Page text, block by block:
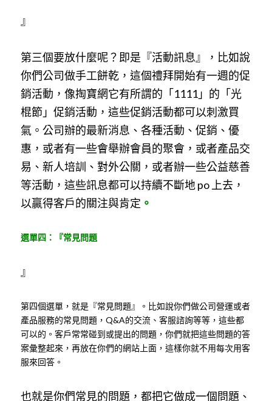
』
第三個要放什麼呢？即是『活動訊息』，比如說
你們公司做手工餅乾，這個禮拜開始有一週的促
銷活動，像掏寶網它有所謂的「1111」的「光
棍節」促銷活動，這些促銷活動都可以刺激買
氣。公司辦的最新消息、各種活動、促銷、優
惠，或者有一些會舉辦會員的聚會，或者產品交
易、新人培訓、對外公關，或者辦一些公益慈善
等活動，這些訊息都可以持續不斷地 po 上去，
以贏得客戶的關注與肯定 。
選單四：『常見問題
』
第四個選單，就是『常見問題』。比如說你們做公司營運或者
產品服務的常見問題，Q&A的交流、客服諮詢等等，這些都
可以的。客戶常常碰到或提出的問題，你們就把這些問題的答
案彙整起來，再放在你們的網站上面，這樣你就不用每次用客
服來回答。
也就是你們常見的問題，都把它做成一個問題、